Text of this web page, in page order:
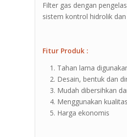
Filter gas dengan
sistem kontrol hidrolik
Fitur Produk :
Tahan lama
Desain, bentuk dan
Mudah dibersihkan
Menggunakan
Harga ekonomis